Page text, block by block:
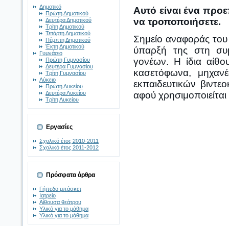
Δημοτικό
Πρώτη Δημοτικού
Δευτέρα Δημοτικού
Τρίτη Δημοτικού
Τετάρτη Δημοτικού
Πέμπτη Δημοτικού
Έκτη Δημοτικού
Γυμνάσιο
Πρώτη Γυμνασίου
Δευτέρα Γυμνασίου
Τρίτη Γυμνασίου
Λύκειο
Πρώτη Λυκείου
Δευτέρα Λυκείου
Τρίτη Λυκείου
Εργασίες
Σχολικό έτος 2010-2011
Σχολικό έτος 2011-2012
Πρόσφατα άρθρα
Γήπεδο μπάσκετ
Ιατρείο
Αίθουσα θεάτρου
Υλικό για το μάθημα
Υλικό για το μάθημα
Αυτό είναι ένα
να τροποποιήσετε.
Σημείο αναφοράς του
ύπαρξή της στη
γονέων. Η ίδια
κασετόφωνα,
εκπαιδευτικών
αφού